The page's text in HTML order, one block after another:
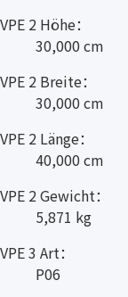
VPE 2 Höhe：
30,000 cm
VPE 2 Breite：
30,000 cm
VPE 2 Länge：
40,000 cm
VPE 2 Gewicht：
5,871 kg
VPE 3 Art：
P06